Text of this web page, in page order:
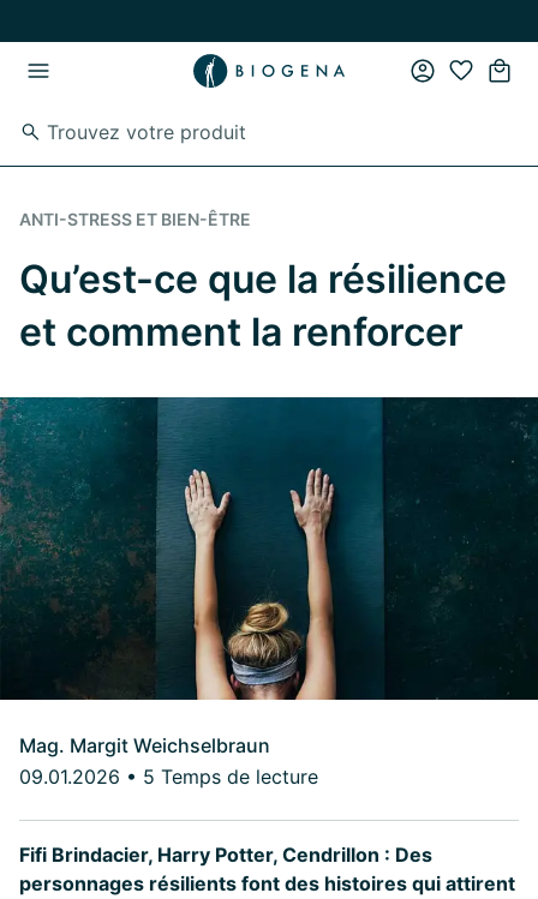
ANTI-STRESS ET BIEN-ÊTRE
Qu’est-ce que la résilience
et comment la renforcer
Mag. Margit Weichselbraun
09.01.2026 • 5 Temps de lecture
Fifi Brindacier, Harry Potter, Cendrillon : Des
personnages résilients font des histoires qui attirent